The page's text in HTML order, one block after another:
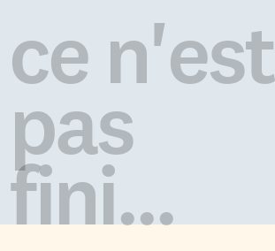
ce n'est
pas
fini...